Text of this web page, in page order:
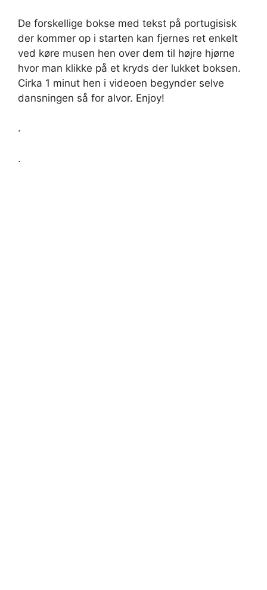
De forskellige bokse med tekst på portugisisk
der kommer op i starten kan fjernes ret enkelt
ved køre musen hen over dem til højre hjørne
hvor man klikke på et kryds der lukket boksen.
Cirka 1 minut hen i videoen begynder selve
dansningen så for alvor. Enjoy!
.
.